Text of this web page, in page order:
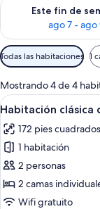
Este fin de
ago 7 - ago
Filtros
disponibles
para
las
habitaciones
Todas las habitaciones 1
Mostrando 4 de 4
Abrir
todas
las
fotos
de
Habitación
clásica
5
Habitación clásica
172 pies cuadrados
1 habitación
2 personas
2 camas
Wifi gratuito